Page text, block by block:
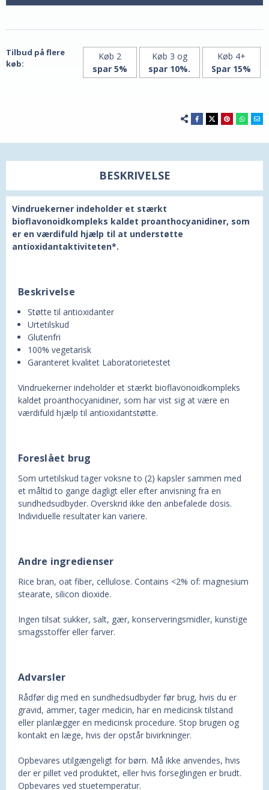
60 60
Century
Tilbud på flere
køb:
Køb 2
spar 5%
Køb 3 og
spar 10%.
Køb 4+
Spar 15%
BESKRIVELSE
Vindruekerner indeholder et stærkt
bioflavonoidkompleks kaldet proanthocyanidiner, som
er en værdifuld hjælp til at understøtte
antioxidantaktiviteten*.
Beskrivelse
Støtte til antioxidanter
Urtetilskud
Glutenfri
100% vegetarisk
Garanteret kvalitet Laboratorietestet
Vindruekerner indeholder et stærkt bioflavonoidkompleks
kaldet proanthocyanidiner, som har vist sig at være en
værdifuld hjælp til antioxidantstøtte.
Foreslået brug
Som urtetilskud tager voksne to (2) kapsler sammen med
et måltid to gange dagligt eller efter anvisning fra en
sundhedsudbyder. Overskrid ikke den anbefalede dosis.
Individuelle resultater kan variere.
Andre ingredienser
Rice bran, oat fiber, cellulose. Contains <2% of: magnesium
stearate, silicon dioxide.
Ingen tilsat sukker, salt, gær, konserveringsmidler, kunstige
smagsstoffer eller farver.
Advarsler
Rådfør dig med en sundhedsudbyder før brug, hvis du er
gravid, ammer, tager medicin, har en medicinsk tilstand
eller planlægger en medicinsk procedure. Stop brugen og
kontakt en læge, hvis der opstår bivirkninger.
Opbevares utilgængeligt for børn. Må ikke anvendes, hvis
der er pillet ved produktet, eller hvis forseglingen er brudt.
Opbevares ved stuetemperatur.